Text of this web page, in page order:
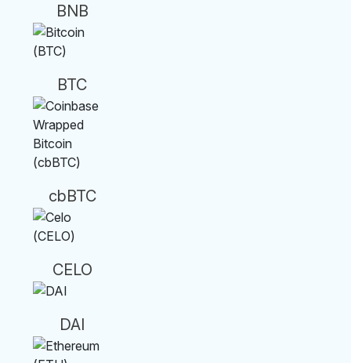
BNB
BTC
cbBTC
CELO
DAI